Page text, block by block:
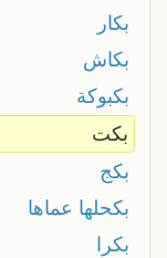
بكار
بكاش
بكبوكة
بكت
بكج
بكحلها عماها
بكرا